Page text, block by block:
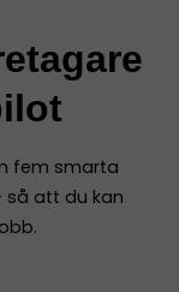
fem smarta
att du kan